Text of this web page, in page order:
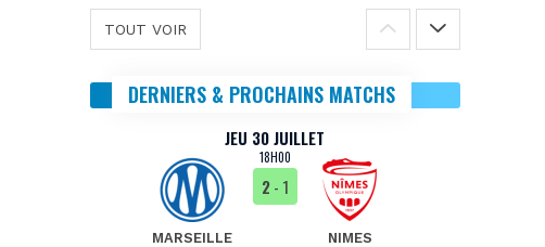
TOUT VOIR
DERNIERS & PROCHAINS MATCHS
JEU 30 JUILLET
18H00
MARSEILLE
2- 1
NIMES